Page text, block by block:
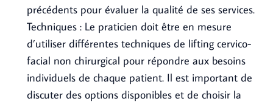
précédents pour évaluer la qualité de ses services.
Techniques : Le praticien doit être en mesure
d’utiliser différentes techniques de lifting cervico-
facial non chirurgical pour répondre aux besoins
individuels de chaque patient. Il est important de
discuter des options disponibles et de choisir la